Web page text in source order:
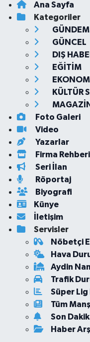
Ana Sayfa
Kategoriler
GÜNDEM
GÜNCEL
DIŞ
EĞİTİM
EKONOMİ
KÜLTÜR
MAGAZİN
Foto Galeri
Video
Yazarlar
Firma Rehberi
Seri İlan
Röportaj
Biyografi
Künye
İletişim
Servisler
Nöbetçi
Hava
Aydin
Trafik
Süper Lig
Tüm
Son
Haber